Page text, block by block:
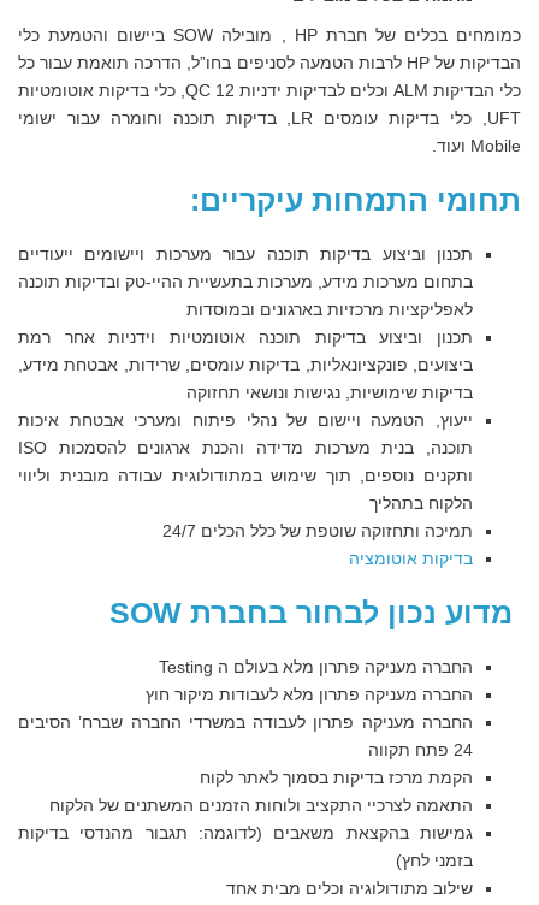
כמומחים בכלים של חברת HP , מובילה SOW ביישום והטמעת כלי
הבדיקות של HP לרבות הטמעה לסניפים בחו”ל, הדרכה תואמת עבור כל
כלי הבדיקות ALM וכלים לבדיקות ידניות QC 12, כלי בדיקות אוטומטיות
UFT, כלי בדיקות עומסים LR, בדיקות תוכנה וחומרה עבור ישומי
Mobile ועוד.
תחומי התמחות עיקריים:
תכנון וביצוע בדיקות תוכנה עבור מערכות ויישומים ייעודיים
בתחום מערכות מידע, מערכות בתעשיית ההיי-טק ובדיקות תוכנה
לאפליקציות מרכזיות בארגונים ובמוסדות
תכנון וביצוע בדיקות תוכנה אוטומטיות וידניות אחר רמת
ביצועים, פונקציונאליות, בדיקות עומסים, שרידות, אבטחת מידע,
בדיקות שימושיות, נגישות ונושאי תחזוקה
ייעוץ, הטמעה ויישום של נהלי פיתוח ומערכי אבטחת איכות
תוכנה, בנית מערכות מדידה והכנת ארגונים להסמכות ISO
ותקנים נוספים, תוך שימוש במתודולוגית עבודה מובנית וליווי
הלקוח בתהליך
תמיכה ותחזוקה שוטפת של כלל הכלים 24/7
בדיקות אוטומציה
מדוע נכון לבחור בחברת SOW
החברה מעניקה פתרון מלא בעולם ה Testing
החברה מעניקה פתרון מלא לעבודות מיקור חוץ
החברה מעניקה פתרון לעבודה במשרדי החברה שברח’ הסיבים
24 פתח תקווה
הקמת מרכז בדיקות בסמוך לאתר לקוח
התאמה לצרכיי התקציב ולוחות הזמנים המשתנים של הלקוח
גמישות בהקצאת משאבים (לדוגמה: תגבור מהנדסי בדיקות
בזמני לחץ)
שילוב מתודולוגיה וכלים מבית אחד